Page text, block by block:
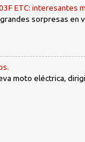
ETC: interesantes
sorpresas
moto eléctrica,